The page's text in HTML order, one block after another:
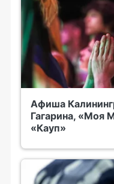
Афиша
Гагарина, «Моя
«Кауп»